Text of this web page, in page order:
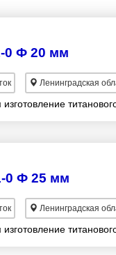
0 Ф 20 мм
Ленинградская
0 Ф 25 мм
Ленинградская